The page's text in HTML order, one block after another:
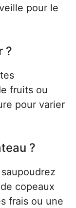
pour le
?
fruits ou
pour varier
?
copeaux
frais ou une